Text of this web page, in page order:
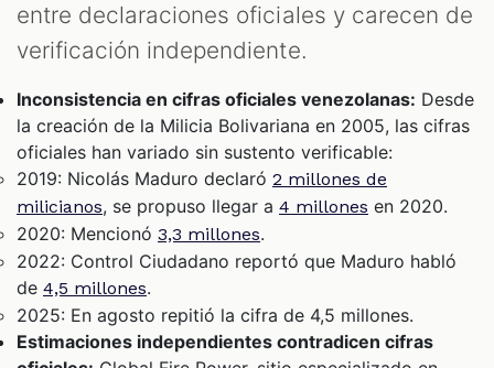
entre declaraciones oficiales y carecen de
verificación independiente.
Inconsistencia en cifras oficiales venezolanas: Desde
la creación de la Milicia Bolivariana en 2005, las cifras
oficiales han variado sin sustento verificable:
2019: Nicolás Maduro declaró 2 millones de
milicianos, se propuso llegar a 4 millones en 2020.
2020: Mencionó 3,3 millones.
2022: Control Ciudadano reportó que Maduro habló
de 4,5 millones.
2025: En agosto repitió la cifra de 4,5 millones.
Estimaciones independientes contradicen cifras